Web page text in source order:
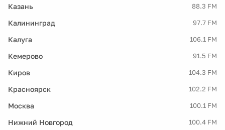
Казань 88.3 FM
Калининград 97.7 FM
Калуга 106.1 FM
Кемерово 91.5 FM
Киров 104.3 FM
Красноярск 102.2 FM
Москва 100.1 FM
Нижний Новгород 100.4 FM